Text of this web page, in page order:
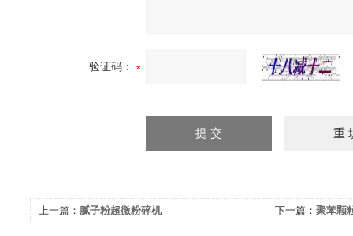
验证码：
上一篇： 腻子粉超微粉碎机 下一篇： 聚苯颗